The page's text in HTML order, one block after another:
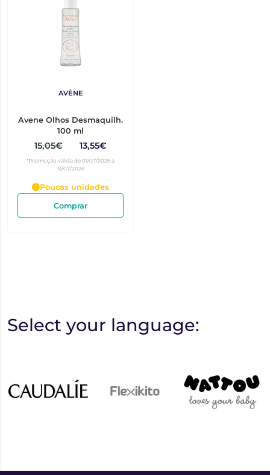
AVÈNE
Avene Olhos Desmaquilh.
100 ml
15,05€ 13,55€
*Promoção válida de 01/07/2026 a
31/07/2026
Poucas unidades
Comprar
Select your language: